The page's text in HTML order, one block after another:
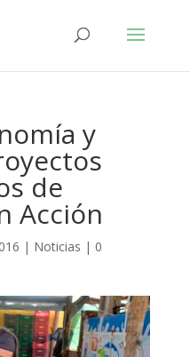
y
de
Acción
| Noticias | 0